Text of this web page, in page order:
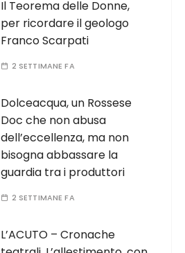
Il Teorema delle Donne,
per ricordare il geologo
Franco Scarpati
2 SETTIMANE FA
Dolceacqua, un Rossese
Doc che non abusa
dell’eccellenza, ma non
bisogna abbassare la
guardia tra i produttori
2 SETTIMANE FA
L’ACUTO – Cronache